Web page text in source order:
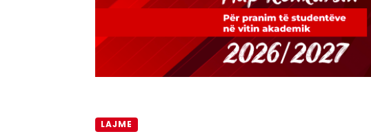
LAJME